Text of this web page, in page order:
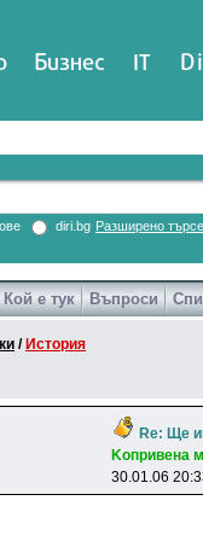
Бизнес IT
diri.bg Разширено
Кой е тук Въпроси
/ История
Re: Ще
Koпpивeнa
30.01.06